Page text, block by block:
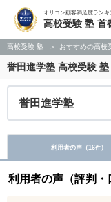
オリコン顧客満足度ランキ
高校受験 塾 首
高校受験 塾 おすすめの高校
誉田進学塾 高校受験 塾
誉田進学塾
利用者の声（16件）
利用者の声（評判・